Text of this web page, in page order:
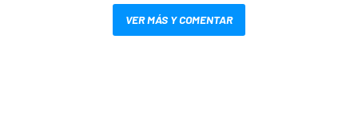
VER MÁS Y COMENTAR